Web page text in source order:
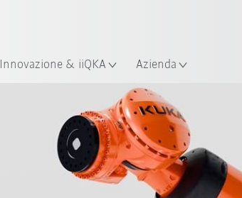
Innovazione & iiQKA Azienda